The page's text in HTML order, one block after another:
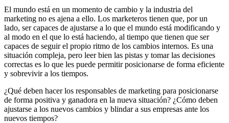
El mundo está en un momento de cambio y la industria del
marketing no es ajena a ello. Los marketeros tienen que, por un
lado, ser capaces de ajustarse a lo que el mundo está modificando y
al modo en el que lo está haciendo, al tiempo que tienen que ser
capaces de seguir el propio ritmo de los cambios internos. Es una
situación compleja, pero leer bien las pistas y tomar las decisiones
correctas es lo que les puede permitir posicionarse de forma eficiente
y sobrevivir a los tiempos.
¿Qué deben hacer los responsables de marketing para posicionarse
de forma positiva y ganadora en la nueva situación? ¿Cómo deben
ajustarse a los nuevos cambios y blindar a sus empresas ante los
nuevos tiempos?